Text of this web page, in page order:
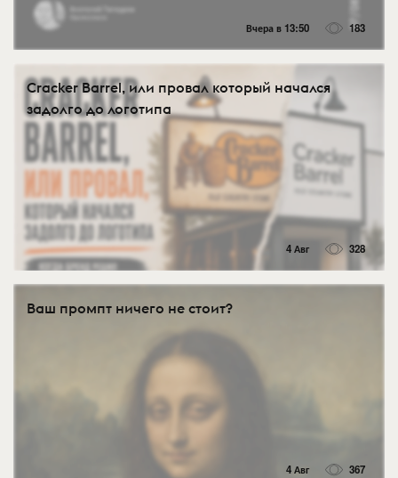
Вчера в 13:50 183
Cracker Barrel, или провал который начался
задолго до логотипа
4 Авг 328
Ваш промпт ничего не стоит?
4 Авг 367